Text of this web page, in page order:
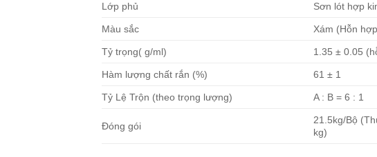
Lớp phủ Sơn lót hợp
Màu sắc Xám (Hỗn
Tỷ trọng( g/ml) 1.35 ± 0.05
Hàm lượng chất rắn (%) 61 ± 1
Tỷ Lệ Trộn (theo trọng lượng) A : B = 6 : 1
Đóng gói
21.5kg/Bộ
kg)